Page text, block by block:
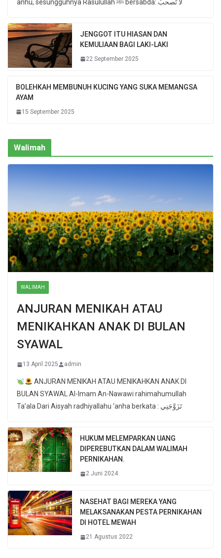
anhu, sesungguhnya Rasulullah ﷺ bersabda: لا تَصحبُ
JENGGOT ITU HIASAN DAN
KEMULIAAN BAGI LAKI-LAKI
22 September 2025
BOLEHKAH MEMBUNUH KUCING YANG SUKA MEMANGSA
AYAM
15 September 2025
Walimah
WALIMAH
ANJURAN MENIKAH ATAU
MENIKAHKAN ANAK DI BULAN
SYAWAL
13 April 2025 admin
ANJURAN MENIKAH ATAU MENIKAHKAN ANAK DI
BULAN SYAWAL Al-Imam An-Nawawi rahimahumullah
Ta’ala Dari Aisyah radhiyallahu ‘anha berkata : تَزَوَّجَنِي
HUKUM MELEMPARKAN UANG
DIPEREBUTKAN DALAM WALIMAH
PERNIKAHAN.
2 Juni 2024
NASEHAT BAGI MEREKA YANG
MELAKSANAKAN PESTA PERNIKAHAN
DI HOTEL MEWAH
21 Agustus 2022